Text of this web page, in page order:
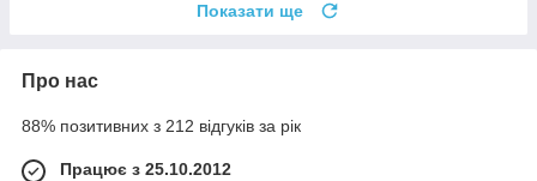
Показати ще
Про нас
88% позитивних з 212 відгуків за рік
Працює з 25.10.2012